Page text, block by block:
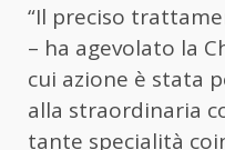
“Il preciso
– ha agevolato la
cui azione è stata
alla straordinaria
tante specialità